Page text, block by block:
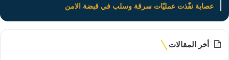
عصابة نفّذت عمليّات سرقة وسلب في قبضة الامن
أخر المقالات